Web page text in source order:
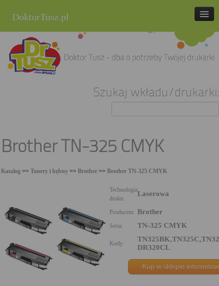
DoktorTusz.pl
tel. 857 337 337
Strona główna
Sklep internetowy
Szukaj wkładu/drukarki:
Brother TN-325 CMYK
Katalog >> Tonery i bębny >> Brother >> Brother TN-325 CMYK
Technologia
druku:
Laserowa
Producent: Brother
Seria: TN-325 CMYK
Kody:
DR320CL
Kup w sklepie